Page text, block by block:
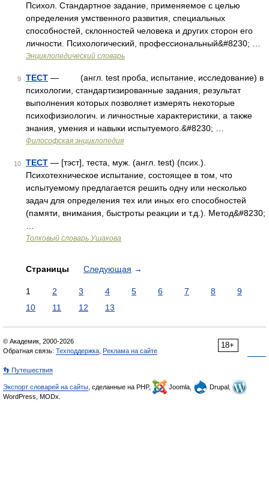
Психол. Стандартное задание, применяемое с целью
определения умственного развития, специальных
способностей, склонностей человека и других сторон его
личности. Психологический, профессиональный&#8230; …
Энциклопедический словарь
9 ТЕСТ — (англ. test проба, испытание, исследование) в
психологии, стандартизированные задания, результат
выполнения которых позволяет измерять некоторые
психофизиологич. и личностные характеристики, а также
знания, умения и навыки испытуемого.&#8230; …
Философская энциклопедия
10 ТЕСТ — [тэст], теста, муж. (англ. test) (псих.).
Психотехническое испытание, состоящее в том, что
испытуемому предлагается решить одну или несколько
задач для определения тех или иных его способностей
(памяти, внимания, быстроты реакции и т.д.). Метод&#8230;
Толковый словарь Ушакова
Страницы Следующая →
1 2 3 4 5 6 7 8
9
10
11 12 13
18+
© Академик, 2000-2026
Обратная связь: Техподдержка Реклама на сайте
👣 Путешествия
Экспорт словарей на сайты , сделанные на PHP, Joomla,
Drupal,
WordPress, MODx.